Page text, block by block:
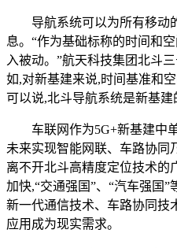
导航系统可以为所有移动
息。“作为基础标称的时间和
入被动。”航天科技集团北斗
如,对新基建来说,时间基准和
可以说,北斗导航系统是新基
车联网作为5G+新基建中单
未来实现智能网联、车路协同
离不开北斗高精度定位技术的
加快,“交通强国”、“汽车强国
新一代通信技术、车路协同技
应用成为现实需求。